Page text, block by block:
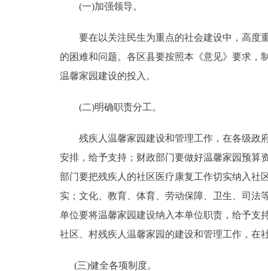
(一)加强领导。
要在以关注民生为重点的社会建设中，高度重
的困难和问题。各区县要按照本《意见》要求，
温馨家园建设的投入。
(二)明确职责分工。
残疾人温馨家园建设和管理工作，在各级政府
安排，给予支持；财政部门要做好温馨家园预算
部门要把残疾人的社区医疗康复工作切实纳入社
实；文化、教育、体育、劳动保障、卫生、司法
单位要将温馨家园建设纳入本单位职责，给予支
社区、村残疾人温馨家园的建设和管理工作
(三)健全各项制度。